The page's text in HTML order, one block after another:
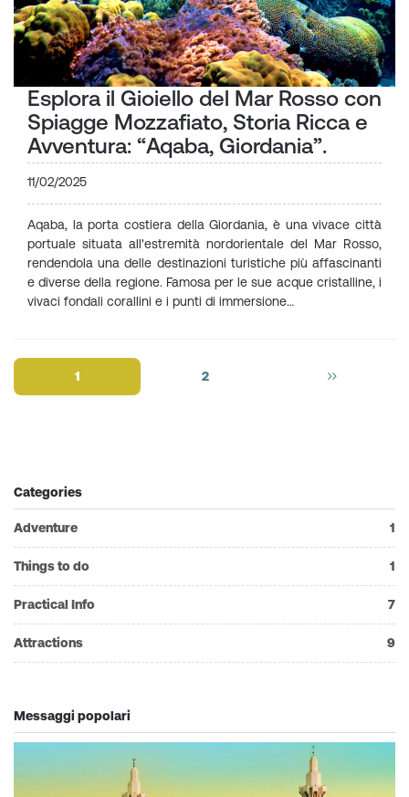
Esplora il Gioiello del Mar Rosso con
Spiagge Mozzafiato, Storia Ricca e
Avventura: “Aqaba, Giordania”.
11/02/2025
Aqaba, la porta costiera della Giordania, è una vivace città
portuale situata all'estremità nordorientale del Mar Rosso,
rendendola una delle destinazioni turistiche più affascinanti
e diverse della regione. Famosa per le sue acque cristalline, i
vivaci fondali corallini e i punti di immersione…
1 2
Categories
Adventure 1
Things to do 1
Practical Info 7
Attractions 9
Messaggi popolari